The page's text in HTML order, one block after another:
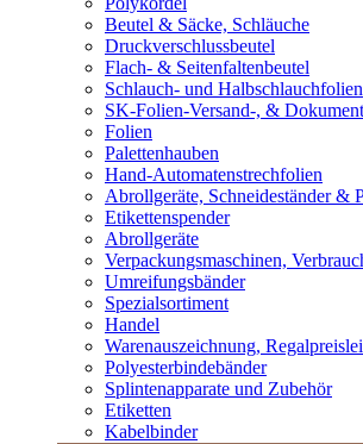
Beutel & Säcke, Schläuche
Druckverschlussbeutel
Flach- & Seitenfaltenbeutel
Schlauch- und Halbschlauchfolien
SK-Folien-Versand-, &
Folien
Palettenhauben
Hand-Automatenstrechfolien
Abrollgeräte, Schneideständer &
Etikettenspender
Abrollgeräte
Verpackungsmaschinen,
Umreifungsbänder
Spezialsortiment
Handel
Warenauszeichnung,
Polyesterbindebänder
Splintenapparate und Zubehör
Etiketten
Kabelbinder